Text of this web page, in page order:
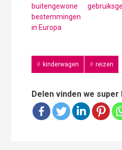
buitengewone
bestemmingen
in Europa
kinderwagen reizen
Delen vinden we super